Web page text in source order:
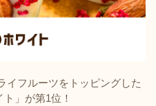
イフルーツをトッピングした
ト」が第1位！